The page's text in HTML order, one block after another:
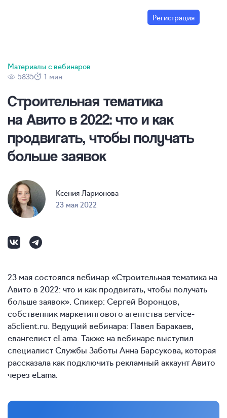
Регистрация
Материалы с вебинаров
5835
1 мин
Строительная тематика
на Авито в 2022: что и как
продвигать, чтобы получать
больше заявок
Ксения Ларионова
23 мая 2022
23 мая состоялся вебинар «Строительная тематика на
Авито в 2022: что и как продвигать, чтобы получать
больше заявок». Спикер: Сергей Воронцов,
собственник маркетингового агентства service-
a5client.ru. Ведущий вебинара: Павел Баракаев,
евангелист eLama. Также на вебинаре выступил
специалист Службы Заботы Анна Барсукова, которая
рассказала как подключить рекламный аккаунт Авито
через eLama.